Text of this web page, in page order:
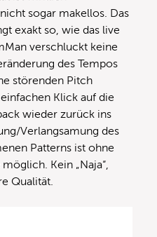
sogar makellos. Das
exakt so, wie das live
verschluckt keine
des Tempos
störenden Pitch
Klick auf die
wieder zurück ins
Verlangsamung des
Patterns ist ohne
Kein „Naja“,
Qualität.